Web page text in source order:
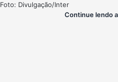
Foto: Divulgação/Inter
Continue lendo